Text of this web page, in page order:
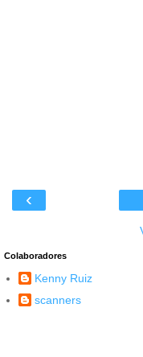
‹
Colaboradores
Kenny Ruiz
scanners